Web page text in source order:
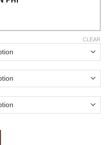
CLEAR
Wifi Tuya Smart Life điều